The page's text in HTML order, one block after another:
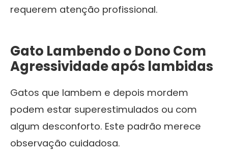
requerem atenção profissional.
Gato Lambendo o Dono Com
Agressividade após lambidas
Gatos que lambem e depois mordem
podem estar superestimulados ou com
algum desconforto. Este padrão merece
observação cuidadosa.